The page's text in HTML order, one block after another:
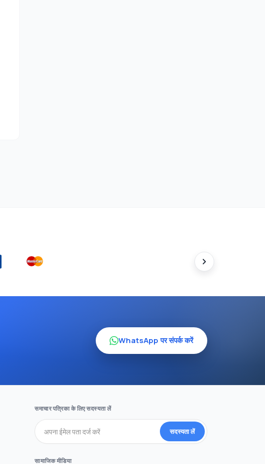
WhatsApp पर संपर्क करें
समाचार पत्रिका के लिए सदस्यता लें
सदस्यता लें
सामाजिक मीडिया